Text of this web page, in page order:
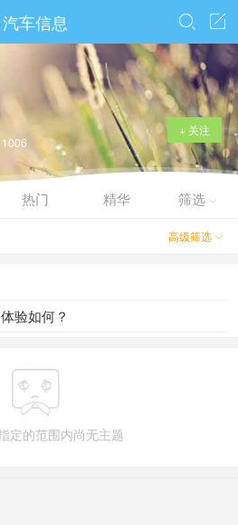
汽车信息 

+ 关注
热门 精华 筛选 
高级筛选 
验如何？

定的范围内尚无主题